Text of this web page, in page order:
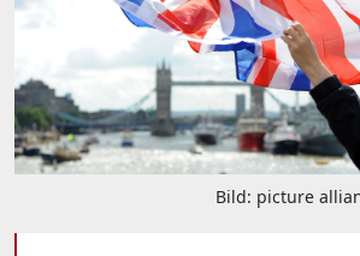
Bild: picture